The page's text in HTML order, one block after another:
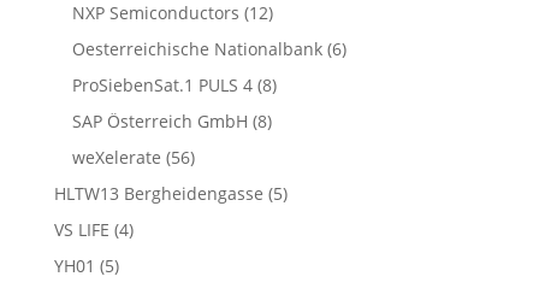
NXP Semiconductors (12)
Oesterreichische Nationalbank(6)
ProSiebenSat.1 PULS 4(8)
SAP Österreich GmbH (8)
weXelerate (56)
HLTW13 Bergheidengasse (5)
VS LIFE (4)
YH01 (5)